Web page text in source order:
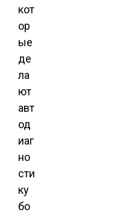
кот
ор
ые
де
ла
ют
авт
од
иаг
но
сти
ку
бо